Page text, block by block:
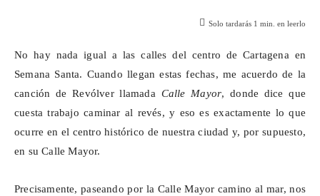
Solo tardarás 1 min. en leerlo
No hay nada igual a las calles del centro de Cartagena en
Semana Santa. Cuando llegan estas fechas, me acuerdo de la
canción de Revólver llamada Calle Mayor, donde dice que
cuesta trabajo caminar al revés, y eso es exactamente lo que
ocurre en el centro histórico de nuestra ciudad y, por supuesto,
en su Calle Mayor.
Precisamente, paseando por la Calle Mayor camino al mar, nos